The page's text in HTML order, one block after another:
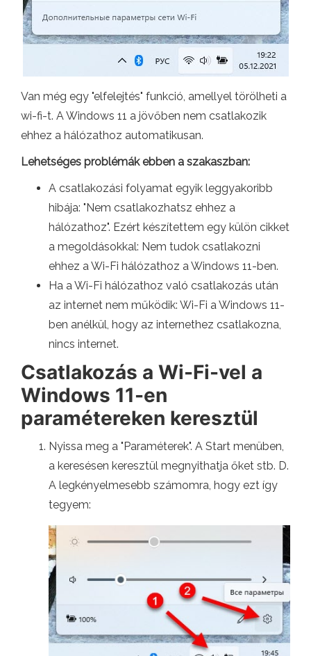
Van még egy "elfelejtés" funkció, amellyel törölheti a
wi-fi-t. A Windows 11 a jövőben nem csatlakozik
ehhez a hálózathoz automatikusan.
Lehetséges problémák ebben a szakaszban:
A csatlakozási folyamat egyik leggyakoribb
hibája: "Nem csatlakozhatsz ehhez a
hálózathoz". Ezért készítettem egy külön cikket
a megoldásokkal: Nem tudok csatlakozni
ehhez a Wi-Fi hálózathoz a Windows 11-ben.
Ha a Wi-Fi hálózathoz való csatlakozás után
az internet nem működik: Wi-Fi a Windows 11-
ben anélkül, hogy az internethez csatlakozna,
nincs internet.
Csatlakozás a Wi-Fi-vel a
Windows 11-en
paramétereken keresztül
Nyissa meg a "Paraméterek". A Start menüben,
a keresésen keresztül megnyithatja őket stb. D.
A legkényelmesebb számomra, hogy ezt így
tegyem: